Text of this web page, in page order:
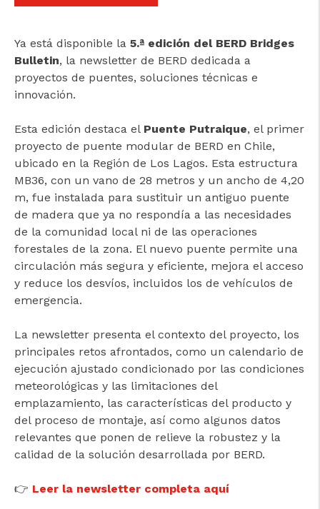
Ya está disponible la 5.ª edición del BERD Bridges
Bulletin, la newsletter de BERD dedicada a
proyectos de puentes, soluciones técnicas e
innovación.
Esta edición destaca el Puente Putraique, el primer
proyecto de puente modular de BERD en Chile,
ubicado en la Región de Los Lagos. Esta estructura
MB36, con un vano de 28 metros y un ancho de 4,20
m, fue instalada para sustituir un antiguo puente
de madera que ya no respondía a las necesidades
de la comunidad local ni de las operaciones
forestales de la zona. El nuevo puente permite una
circulación más segura y eficiente, mejora el acceso
y reduce los desvíos, incluidos los de vehículos de
emergencia.
La newsletter presenta el contexto del proyecto, los
principales retos afrontados, como un calendario de
ejecución ajustado condicionado por las condiciones
meteorológicas y las limitaciones del
emplazamiento, las características del producto y
del proceso de montaje, así como algunos datos
relevantes que ponen de relieve la robustez y la
calidad de la solución desarrollada por BERD.
👉 Leer la newsletter completa aquí
www.consumidor.pt